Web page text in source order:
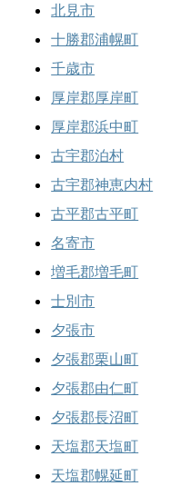
北見市
十勝郡浦幌町
千歳市
厚岸郡厚岸町
厚岸郡浜中町
古宇郡泊村
古宇郡神恵内村
古平郡古平町
名寄市
増毛郡増毛町
士別市
夕張市
夕張郡栗山町
夕張郡由仁町
夕張郡長沼町
天塩郡天塩町
天塩郡幌延町